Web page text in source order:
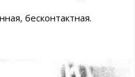
бесконтактная.